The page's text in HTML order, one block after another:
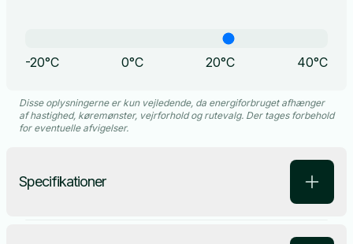
-20°C 0°C 20°C 40°C
Disse oplysningerne er kun vejledende, da energiforbruget afhænger
af hastighed, køremønster, vejrforhold og rutevalg. Der tages forbehold
for eventuelle afvigelser.
Specifikationer